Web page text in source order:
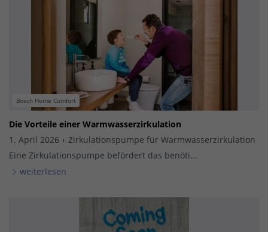
Bosch Home Comfort
Die Vorteile einer Warmwasserzirkulation
1. April 2026
Zirkulationspumpe für Warmwasserzirkulation
Eine Zirkulationspumpe befördert das benöti...
weiterlesen